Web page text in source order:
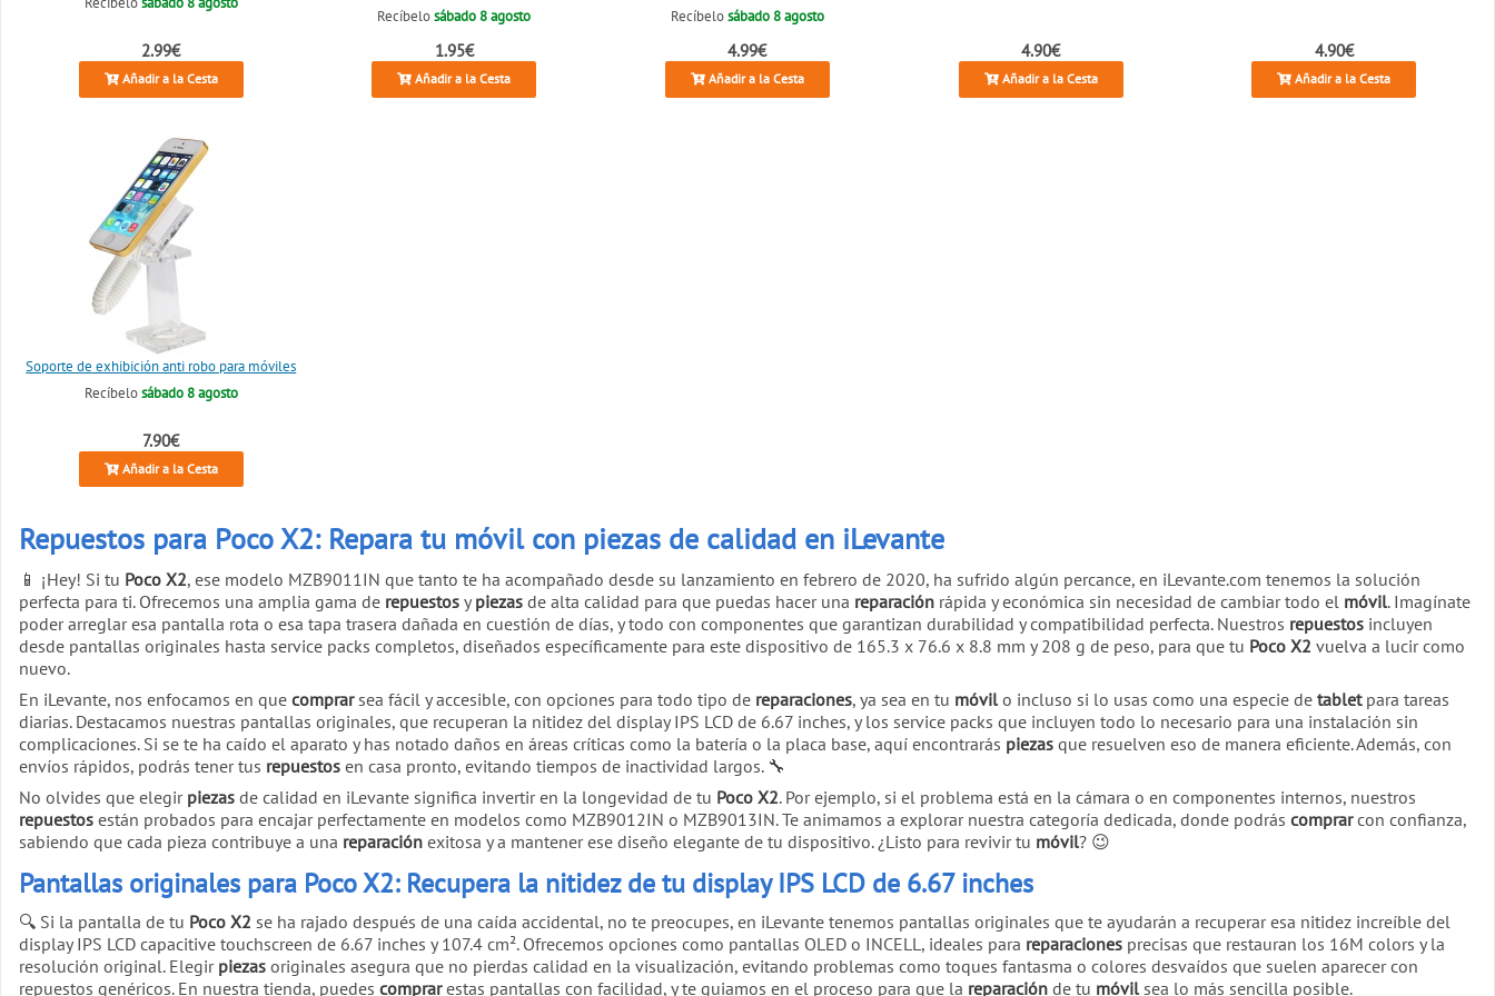
2.99€
Añadir a la Cesta
Recíbelosábado 8 agosto
1.95€
Añadir a la Cesta
Recíbelosábado 8 agosto
4.99€
Añadir a la Cesta
4.90€
Añadir a la Cesta
4.90€
Añadir a la Cesta
Soporte de exhibición anti robo para móviles
Recíbelosábado 8 agosto
7.90€
Añadir a la Cesta
Repuestos para Poco X2: Repara tu móvil con piezas de calidad en iLevante
📱 ¡Hey! Si tu Poco X2, ese modelo MZB9011IN que tanto te ha acompañado desde su lanzamiento en febrero de 2020, ha sufrido algún percance, en iLevante.com tenemos la solución
perfecta para ti. Ofrecemos una amplia gama de repuestos ypiezas de alta calidad para que puedas hacer una reparación rápida y económica sin necesidad de cambiar todo el móvil. Imagínate
poder arreglar esa pantalla rota o esa tapa trasera dañada en cuestión de días, y todo con componentes que garantizan durabilidad y compatibilidad perfecta. Nuestros repuestos incluyen
desde pantallas originales hasta service packs completos, diseñados específicamente para este dispositivo de 165.3 x 76.6 x 8.8 mm y 208 g de peso, para que tu Poco X2 vuelva a lucir como
nuevo.
En iLevante, nos enfocamos en que comprarsea fácil y accesible, con opciones para todo tipo de reparaciones, ya sea en tu móvil o incluso si lo usas como una especie de tabletpara tareas
diarias. Destacamos nuestras pantallas originales, que recuperan la nitidez del display IPS LCD de 6.67 inches, y los service packs que incluyen todo lo necesario para una instalación sin
complicaciones. Si se te ha caído el aparato y has notado daños en áreas críticas como la batería o la placa base, aquí encontrarás piezas que resuelven eso de manera eficiente. Además, con
envíos rápidos, podrás tener tus repuestos en casa pronto, evitando tiempos de inactividad largos. 🔧
No olvides que elegir piezas de calidad en iLevante significa invertir en la longevidad de tu Poco X2. Por ejemplo, si el problema está en la cámara o en componentes internos, nuestros
repuestos están probados para encajar perfectamente en modelos como MZB9012IN o MZB9013IN. Te animamos a explorar nuestra categoría dedicada, donde podrás comprarcon confianza,
sabiendo que cada pieza contribuye a una reparación exitosa y a mantener ese diseño elegante de tu dispositivo. ¿Listo para revivir tu móvil? 😉
Pantallas originales para Poco X2: Recupera la nitidez de tu display IPS LCD de 6.67 inches
🔍 Si la pantalla de tu Poco X2 se ha rajado después de una caída accidental, no te preocupes, en iLevante tenemos pantallas originales que te ayudarán a recuperar esa nitidez increíble del
display IPS LCD capacitive touchscreen de 6.67 inches y 107.4 cm². Ofrecemos opciones como pantallas OLED o INCELL, ideales para reparaciones precisas que restauran los 16M colors y la
resolución original. Elegir piezas originales asegura que no pierdas calidad en la visualización, evitando problemas como toques fantasma o colores desvaídos que suelen aparecer con
repuestos genéricos. En nuestra tienda, puedes comprarestas pantallas con facilidad, y te guiamos en el proceso para que la reparación de tu móvil sea lo más sencilla posible.